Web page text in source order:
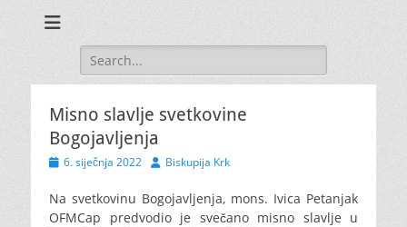
Search
for:
Misno slavlje svetkovine
Bogojavljenja
Posted
6. siječnja 2022 AuthorBiskupija Krk
Na svetkovinu Bogojavljenja, mons. Ivica Petanjak
OFMCap predvodio je svečano misno slavlje u